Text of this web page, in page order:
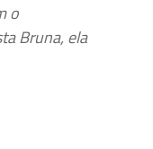
o
Bruna, ela